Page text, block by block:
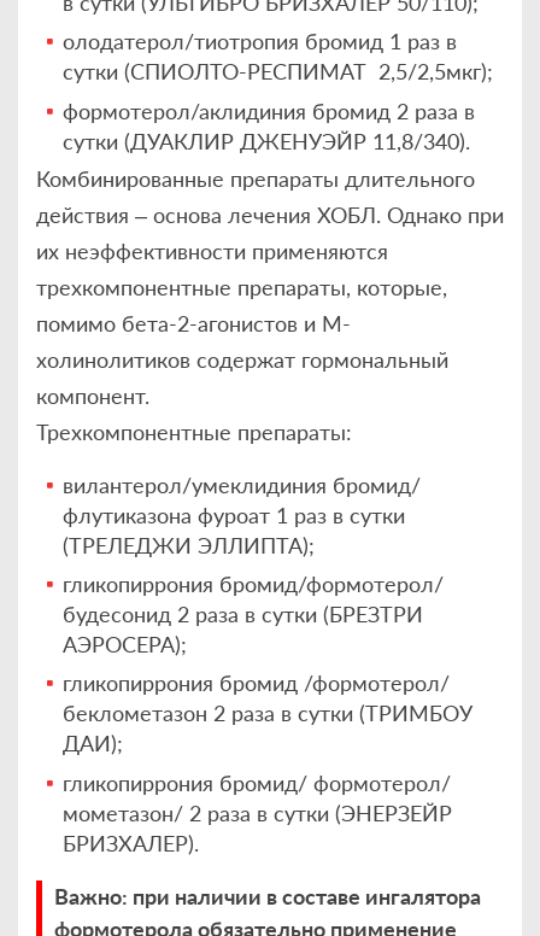
олодатерол/тиотропия бромид 1 раз в
сутки (СПИОЛТО-РЕСПИМАТ 2,5/2,5мкг);
формотерол/аклидиния бромид 2 раза в
сутки (ДУАКЛИР ДЖЕНУЭЙР 11,8/340).
Комбинированные препараты длительного
действия – основа лечения ХОБЛ. Однако при
их неэффективности применяются
трехкомпонентные препараты, которые,
помимо бета-2-агонистов и М-
холинолитиков содержат гормональный
компонент.
Трехкомпонентные препараты:
вилантерол/умеклидиния бромид/
флутиказона фуроат 1 раз в сутки
(ТРЕЛЕДЖИ ЭЛЛИПТА);
гликопиррония бромид/формотерол/
будесонид 2 раза в сутки (БРЕЗТРИ
АЭРОСЕРА);
гликопиррония бромид /формотерол/
беклометазон 2 раза в сутки (ТРИМБОУ
ДАИ);
гликопиррония бромид/ формотерол/
мометазон/ 2 раза в сутки (ЭНЕРЗЕЙР
БРИЗХАЛЕР).
Важно: при наличии в составе ингалятора
формотерола обязательно применение